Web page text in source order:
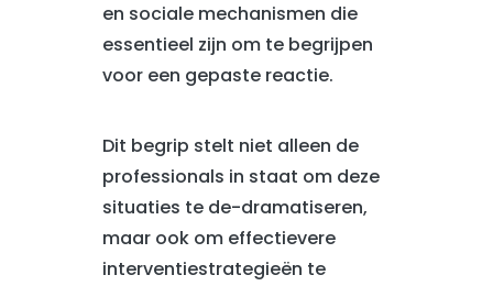
en sociale mechanismen die
essentieel zijn om te begrijpen
voor een gepaste reactie.
Dit begrip stelt niet alleen de
professionals in staat om deze
situaties te de-dramatiseren,
maar ook om effectievere
interventiestrategieën te